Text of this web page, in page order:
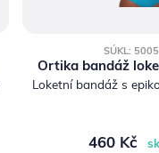
SÚKL:
Ortika bandáž
Loketní bandáž s
460 Kč